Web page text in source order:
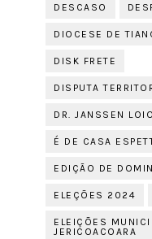
DESCASO
DIOCESE DE
DISK FRETE
DISPUTA
DR. JANSSEN
É DE CASA
EDIÇÃO DE
ELEÇÕES 2024
ELEIÇÕES
JERICOACOARA